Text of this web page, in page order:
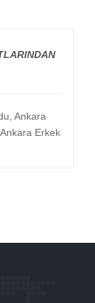
Ankara
Erkek